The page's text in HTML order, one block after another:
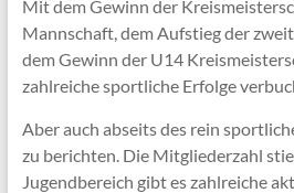
Mit dem Gewinn der
Mannschaft, dem Aufstieg der
dem Gewinn der U14
zahlreiche sportliche Erfolge
Aber auch abseits des rein
zu berichten. Die Mitgliederzahl
Jugendbereich gibt es zahlreiche